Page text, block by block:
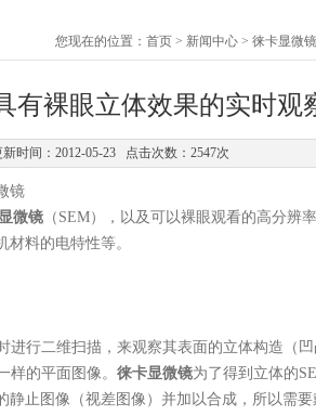
您现在的位置： 首页 > 新闻中心 > 徕卡显微
裸眼立体效果的实时观
新时间：2012-05-23 点击次数：2547次
镜
微镜 （SEM），以及可以裸眼观看的高分辨
料的电特性等。
进行二维扫描，来观察其表面的立体构造（
样的平面图像。 徕卡显微镜为了得到立体的
止图像（视差图像）并加以合成，所以需